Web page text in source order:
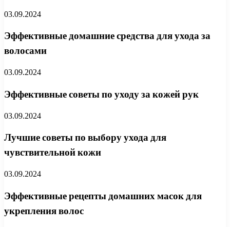
03.09.2024
Эффективные домашние средства для ухода за
волосами
03.09.2024
Эффективные советы по уходу за кожей рук
03.09.2024
Лучшие советы по выбору ухода для
чувствительной кожи
03.09.2024
Эффективные рецепты домашних масок для
укрепления волос